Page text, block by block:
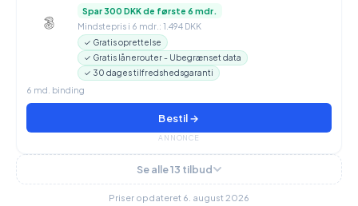
Spar 300 DKK de første 6 mdr.
Mindstepris i 6 mdr.: 1.494 DKK
✓ Gratis oprettelse
✓ Gratis lånerouter - Ubegrænset data
✓ 30 dages tilfredshedsgaranti
6 md. binding
Bestil →
ANNONCE
Se alle 13 tilbud
Priser opdateret 6. august 2026